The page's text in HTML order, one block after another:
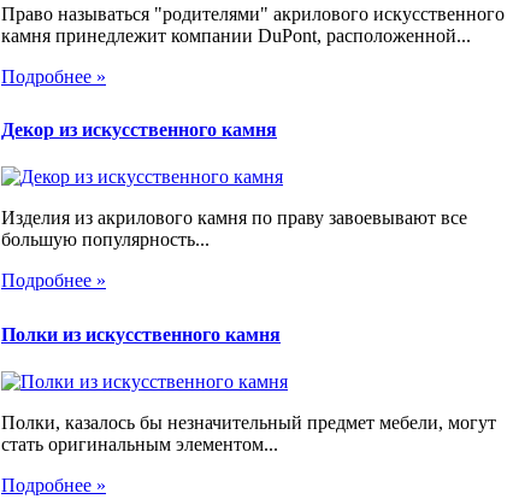
Право называться "родителями" акрилового искусственного
камня принедлежит компании DuPont, расположенной...
Подробнее »
Декор из искусственного камня
Изделия из акрилового камня по праву завоевывают все
большую популярность...
Подробнее »
Полки из искусственного камня
Полки, казалось бы незначительный предмет мебели, могут
стать оригинальным элементом...
Подробнее »